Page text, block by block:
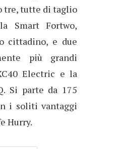
tre, tutte di taglio
Smart Fortwo,
cittadino, e due
più grandi
Electric e la
Si parte da 175
i soliti vantaggi
Hurry.